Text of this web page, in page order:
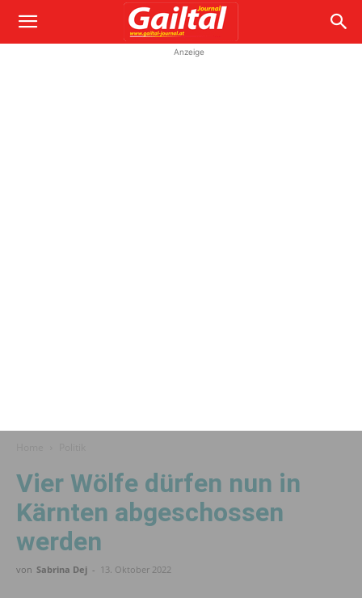
Anzeige
Vier Wölfe dürfen nun in
Kärnten abge­schossen
werden
von Sabrina Dej - 13. Oktober 2022